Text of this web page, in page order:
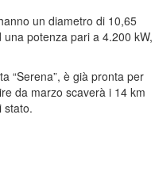
un diametro di 10,65
potenza pari a 4.200 kW,
“Serena”, è già pronta per
da marzo scaverà i 14 km
stato.